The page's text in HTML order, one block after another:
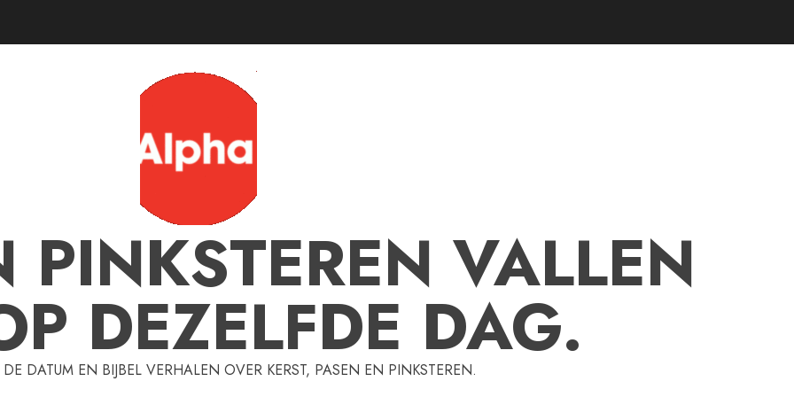
PINKSTEREN VALLEN
DEZELFDE DAG.
DATUM EN BIJBEL VERHALEN OVER KERST, PASEN EN PINKSTEREN.